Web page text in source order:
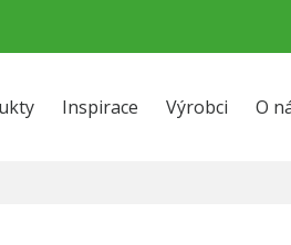
Inspirace Výrobci O